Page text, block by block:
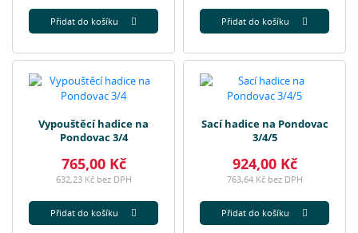
Přidat do košíku Přidat do košíku
Vypouštěcí hadice na
Pondovac 3/4
765,00 Kč
632,23 Kč bez DPH
Přidat do košíku
Sací hadice na Pondovac
3/4/5
924,00 Kč
763,64 Kč bez DPH
Přidat do košíku